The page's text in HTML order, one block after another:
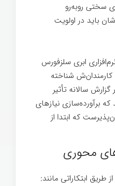
سختی روبه‌رو
باید در اولویت
ابری سلزفورس
شناخته
سالانه تأثیر
برآورده‌سازی نیازهای
که ابتدا از
محوری
طریق ابتکاراتی مانند: